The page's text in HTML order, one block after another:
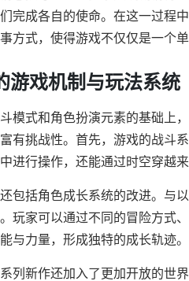
完成各自的使命。在这一过程
方式，使得游戏不仅仅是一个
游戏机制与玩法系统
模式和角色扮演元素的基础上
有挑战性。首先，游戏的战斗
进行操作，还能通过时空穿越
包括角色成长系统的改进。与
玩家可以通过不同的冒险方式
与力量，形成独特的成长轨迹。
列新作还加入了更加开放的世